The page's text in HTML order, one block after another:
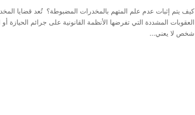
كيف يتم إثبات عدم علم المتهم بالمخدرات المضبوطة؟ تُعد قضايا
العقوبات المشددة التي تفرضها الأنظمة القانونية على جرائم
شخص لا يعني...